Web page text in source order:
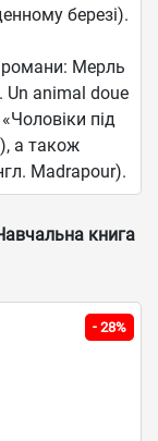
березі).
Мерль
animal doue
під
а також
Madrapour).
книга
- 28%